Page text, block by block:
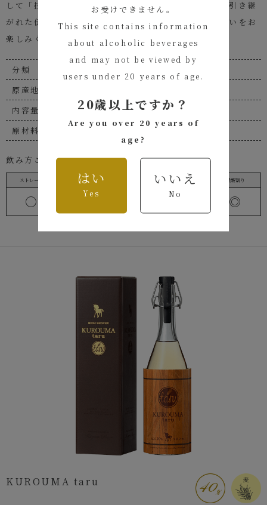
して「技へのこだわり」。今も尚 歴史の中を脈々と引き継
がれた伝承の技。深みのある柔らかな「そば」の味わいをお
楽しみください。
分類
原産地
内容量
1800ml
原材料名
そば、麦、米麹
飲み方ご提案
ストレート
〇
ロック
◎
お湯割り
◎
炭酸割り
◎
KUROUMA taru
お受けできません。
This site contains information
about alcoholic beverages
and may not be viewed by
users under 20 years of age.
20歳以上ですか？
Are you over 20 years of
age?
はい
Yes
いいえ
No